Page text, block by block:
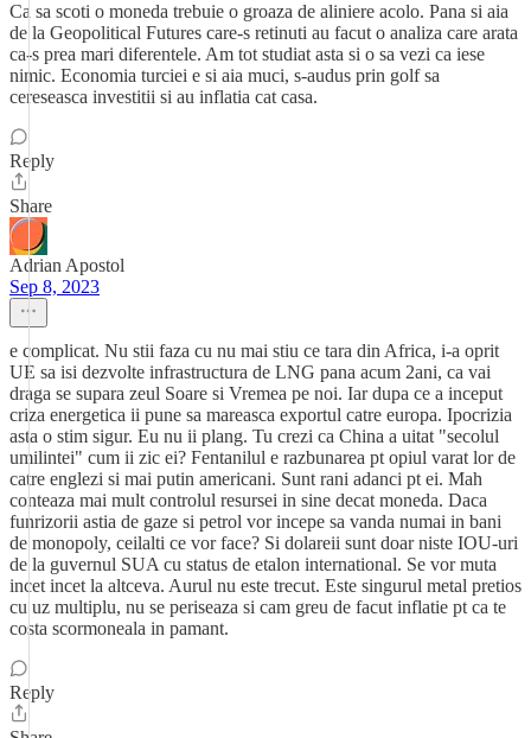
Ca sa scoti o moneda trebuie o groaza de aliniere acolo. Pana si aia
de la Geopolitical Futures care-s retinuti au facut o analiza care arata
ca-s prea mari diferentele. Am tot studiat asta si o sa vezi ca iese
nimic. Economia turciei e si aia muci, s-audus prin golf sa
cereseasca investitii si au inflatia cat casa.
Reply
Share
Adrian Apostol
Sep 8, 2023
e complicat. Nu stii faza cu nu mai stiu ce tara din Africa, i-a oprit
UE sa isi dezvolte infrastructura de LNG pana acum 2ani, ca vai
draga se supara zeul Soare si Vremea pe noi. Iar dupa ce a inceput
criza energetica ii pune sa mareasca exportul catre europa. Ipocrizia
asta o stim sigur. Eu nu ii plang. Tu crezi ca China a uitat "secolul
umilintei" cum ii zic ei? Fentanilul e razbunarea pt opiul varat lor de
catre englezi si mai putin americani. Sunt rani adanci pt ei. Mah
conteaza mai mult controlul resursei in sine decat moneda. Daca
funrizorii astia de gaze si petrol vor incepe sa vanda numai in bani
de monopoly, ceilalti ce vor face? Si dolareii sunt doar niste IOU-uri
de la guvernul SUA cu status de etalon international. Se vor muta
incet incet la altceva. Aurul nu este trecut. Este singurul metal pretios
cu uz multiplu, nu se periseaza si cam greu de facut inflatie pt ca te
costa scormoneala in pamant.
Reply